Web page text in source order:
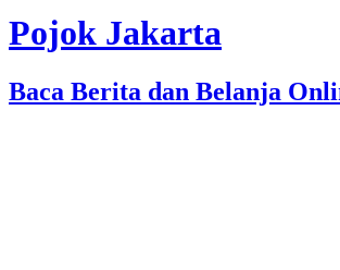
Pojok Jakarta
Baca Berita dan Belanja